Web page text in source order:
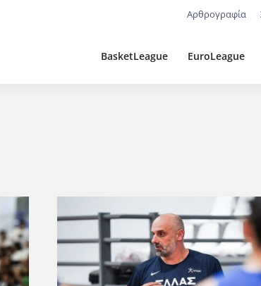
Αρθρογραφία
BasketLeague EuroLeague